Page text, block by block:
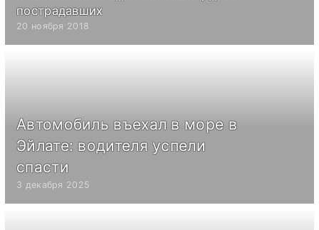
пострадавших
20 ноября 2018
Автомобиль въехал в море в
Эйлате: водителя успели
спасти
3 декабря 2025